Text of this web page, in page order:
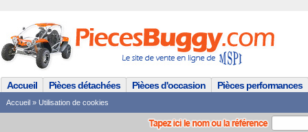
Accueil Pièces détachées Pièces d'occasion Pièces performances
Accueil » Utilisation de cookies